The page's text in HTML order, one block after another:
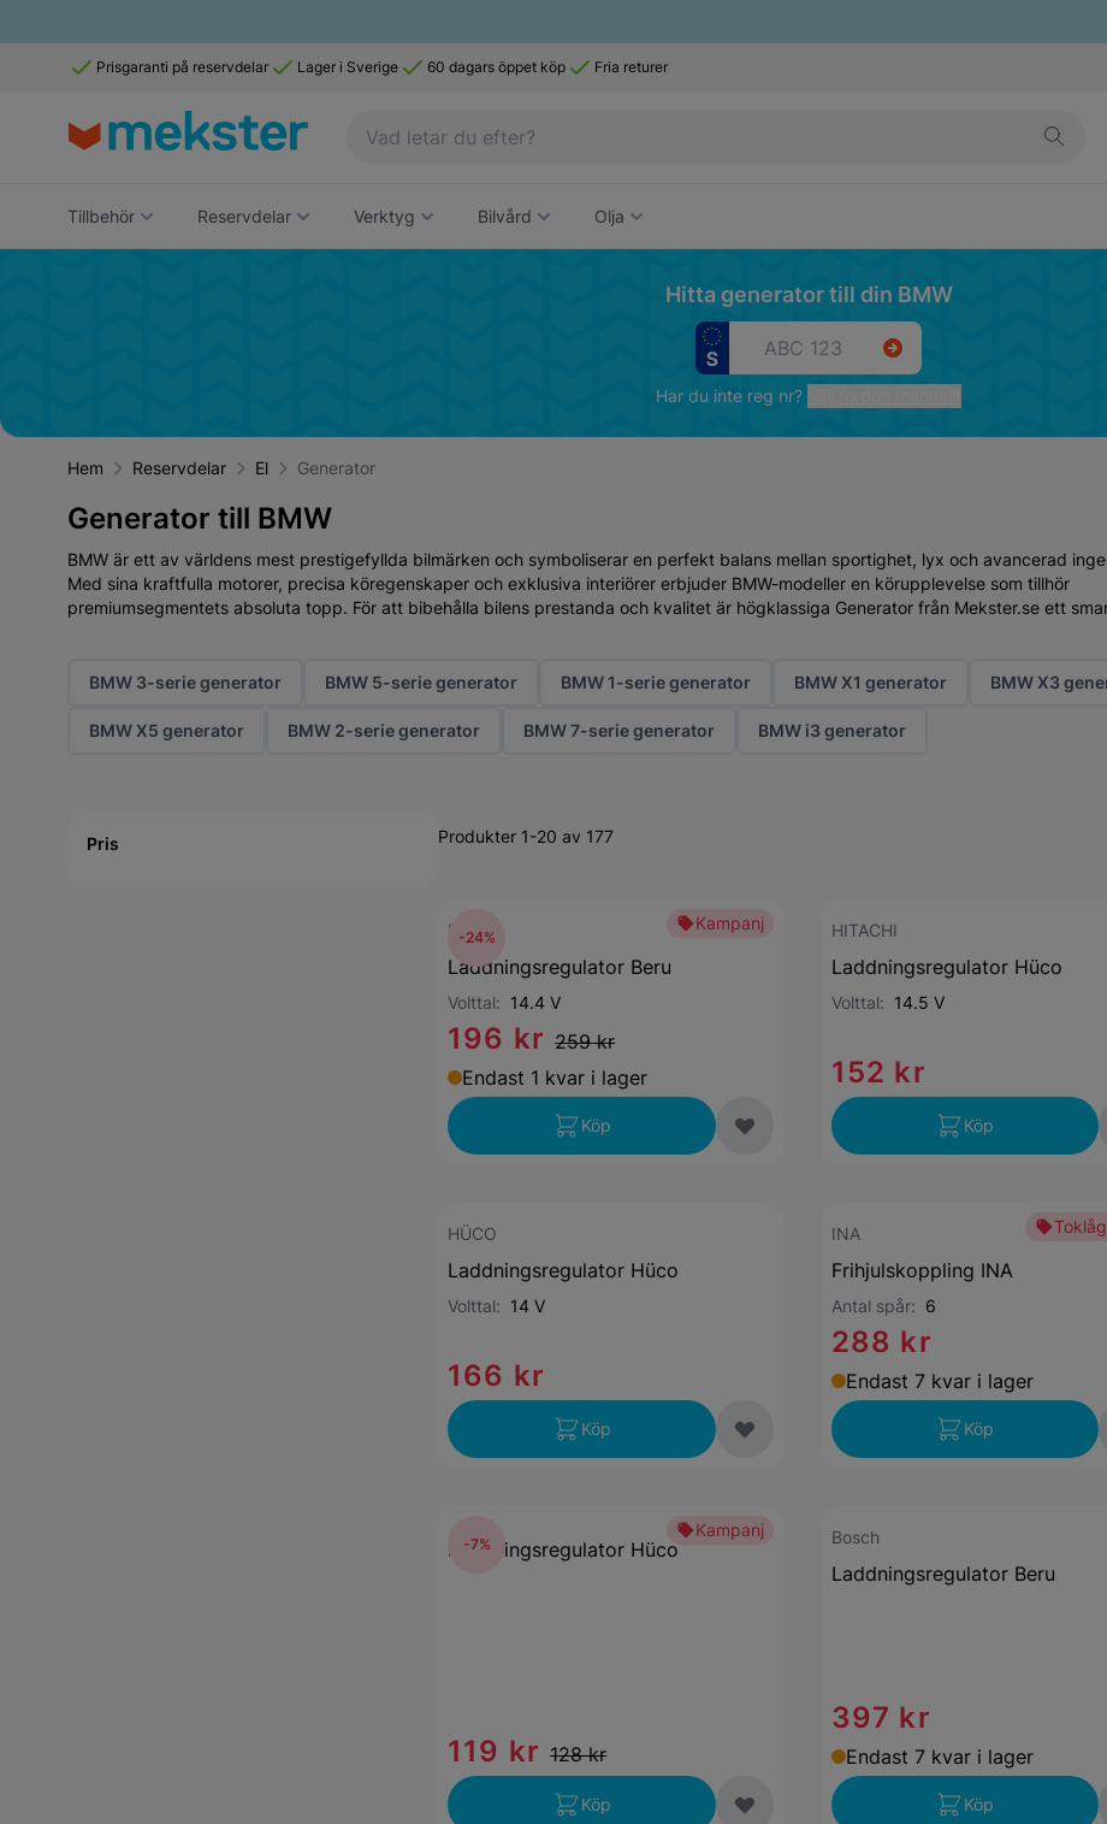
Prisgaranti på reservdelar Lager i Sverige 60 dagars öppet köp Fria returer
Tillbehör Reservdelar Verktyg Bilvård Olja
Hitta generator till din BMW
Har du inte reg nr?
Hem Reservdelar El Generator
Generator till BMW
BMW är ett av världens mest prestigefyllda bilmärken och symboliserar en perfekt balans mellan sportighet, lyx och avancerad
Med sina kraftfulla motorer, precisa köregenskaper och exklusiva interiörer erbjuder BMW-modeller en körupplevelse som tillhör
premiumsegmentets absoluta topp. För att bibehålla bilens prestanda och kvalitet är högklassiga Generator från Mekster.se ett
BMW 3-serie generator BMW 5-serie generator BMW 1-serie generator BMW X1 generator BMW X3
BMW X5 generator BMW 2-serie generator BMW 7-serie generator BMW i3 generator
Pris Produkter 1-20 av 177
Kampanj
BERU
Laddningsregulator Beru
Volttal: 14.4 V
196 kr 259 kr
-24%
Endast 1 kvar i lager
Köp
HITACHI
Laddningsregulator Hüco
Volttal: 14.5 V
152 kr
Köp
HÜCO
Laddningsregulator Hüco
Volttal: 14 V
166 kr
Köp
INA
Frihjulskoppling INA
Antal spår: 6
288 kr
Endast 7 kvar i lager
Köp
Kampanj
Laddningsregulator Hüco
119 kr 128 kr
-7%
Köp
Bosch
Laddningsregulator Beru
397 kr
Endast 7 kvar i lager
Köp